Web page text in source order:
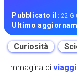
Pubblicato il:22
Ultimo
Curiosità
Immagina di